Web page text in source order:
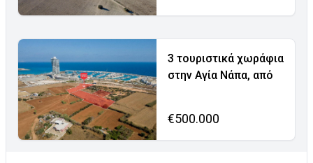
3 τουριστικά χωράφια
στην Αγία Νάπα, από
€500.000